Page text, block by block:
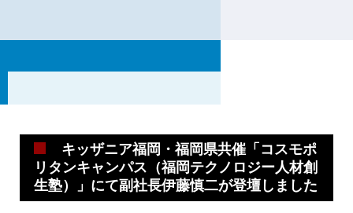
キッザニア福岡・福岡県共催「コスモポ
リタンキャンパス（福岡テクノロジー人材創
生塾）」にて副社長伊藤慎二が登壇しました